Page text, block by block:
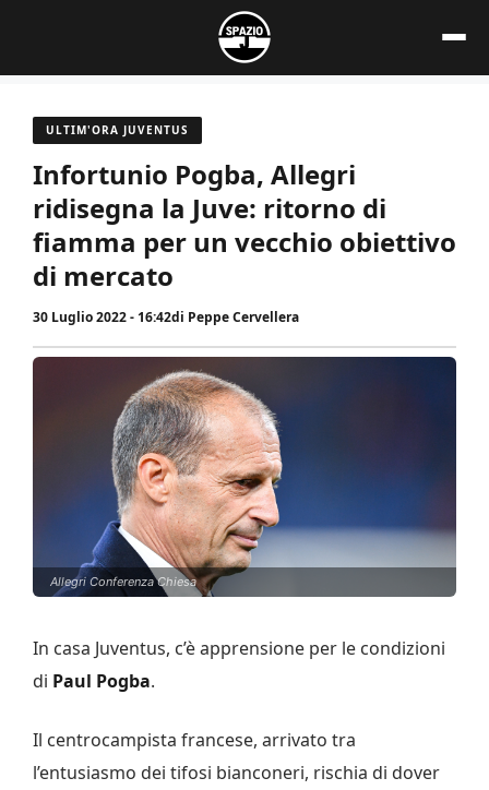
contenuto
ULTIM'ORA JUVENTUS
Infortunio Pogba, Allegri
ridisegna la Juve: ritorno di
fiamma per un vecchio obiettivo
di mercato
30 Luglio 2022 - 16:42di Peppe Cervellera
Allegri Conferenza Chiesa
In casa Juventus, c’è apprensione per le condizioni
di Paul Pogba.
Il centrocampista francese, arrivato tra
l’entusiasmo dei tifosi bianconeri, rischia di dover